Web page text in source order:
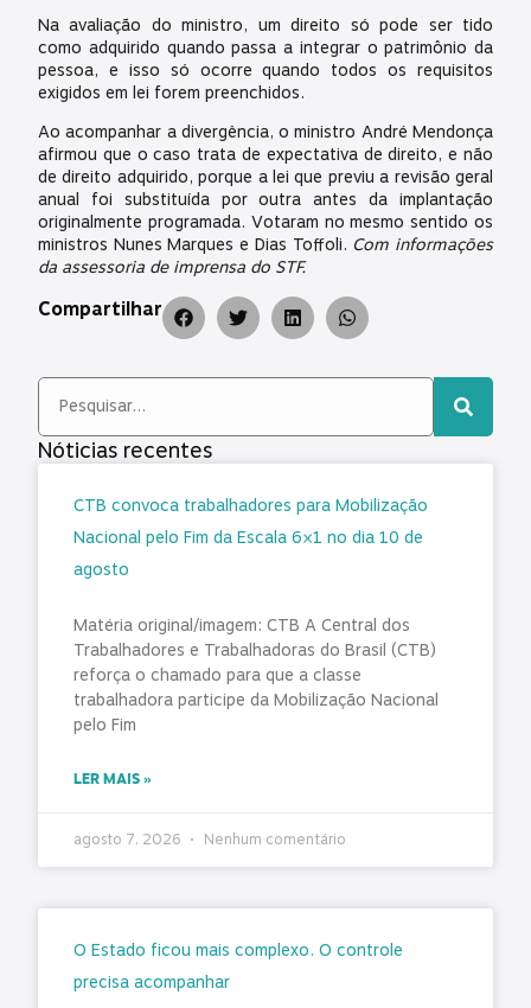
Na avaliação do ministro, um direito só pode ser tido
como adquirido quando passa a integrar o patrimônio da
pessoa, e isso só ocorre quando todos os requisitos
exigidos em lei forem preenchidos.
Ao acompanhar a divergência, o ministro André Mendonça
afirmou que o caso trata de expectativa de direito, e não
de direito adquirido, porque a lei que previu a revisão geral
anual foi substituída por outra antes da implantação
originalmente programada. Votaram no mesmo sentido os
ministros Nunes Marques e Dias Toffoli. Com informações
da assessoria de imprensa do STF.
Compartilhar
Nóticias recentes
CTB convoca trabalhadores para Mobilização
Nacional pelo Fim da Escala 6×1 no dia 10 de
agosto
Matéria original/imagem: CTB A Central dos
Trabalhadores e Trabalhadoras do Brasil (CTB)
reforça o chamado para que a classe
trabalhadora participe da Mobilização Nacional
pelo Fim
LER MAIS »
agosto 7, 2026 Nenhum comentário
O Estado ficou mais complexo. O controle
precisa acompanhar